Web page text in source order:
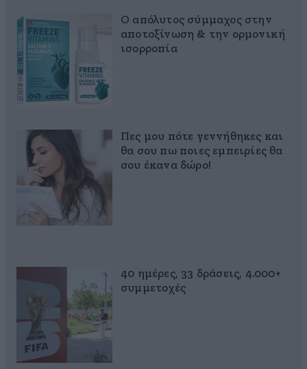
Ο απόλυτος σύμμαχος στην
αποτοξίνωση & την ορμονική
ισορροπία
Πες μου πότε γεννήθηκες και
θα σου πω ποιες εμπειρίες θα
σου έκανα δώρο!
40 ημέρες, 33 δράσεις, 4.000+
συμμετοχές